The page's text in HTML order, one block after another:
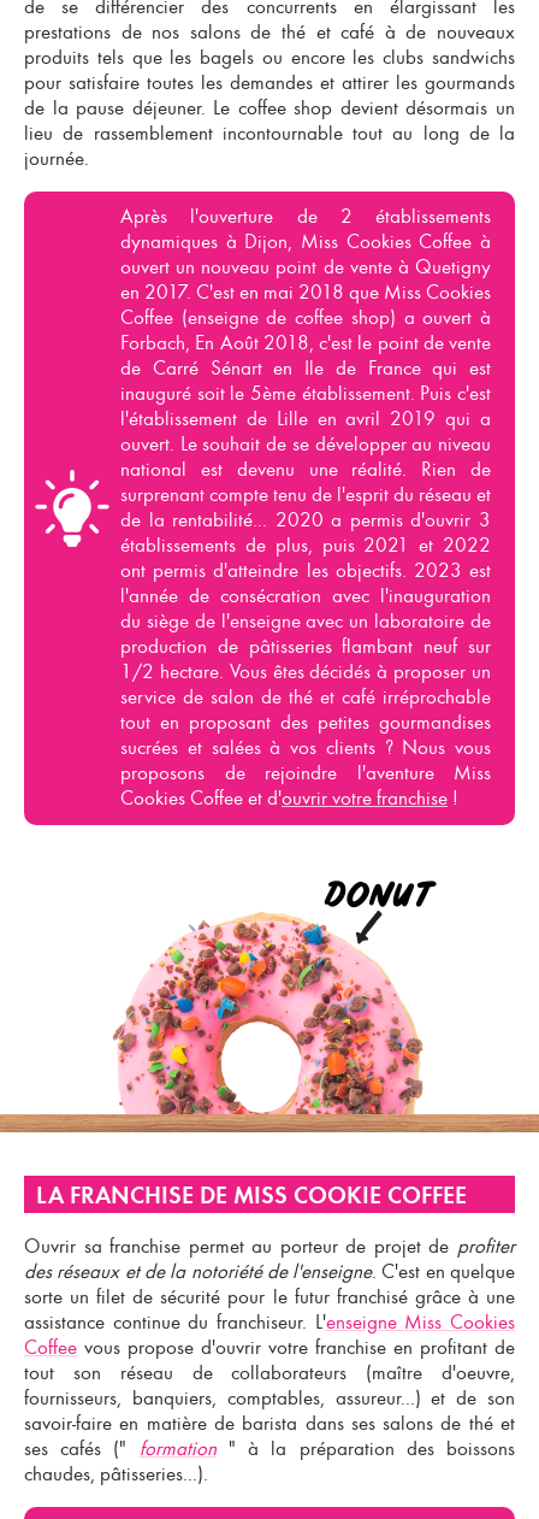
de se différencier des concurrents en élargissant les
prestations de nos salons de thé etcafé à de nouveaux
produits tels que les bagels ou encore les clubs sandwichs
pour satisfaire toutes les demandes et attirer les gourmands
de la pause déjeuner. Le coffee shop devient désormais un
lieu de rassemblement incontournable tout au long de la
journée.
Après l'ouverture de 2 établissements
dynamiques à Dijon, Miss Cookies Coffee à
ouvert un nouveau point de vente à Quetigny
en 2017. C'est en mai 2018 que Miss Cookies
Coffee (enseigne de coffee shop) a ouvert à
Forbach, En Août 2018, c'est le point de vente
de Carré Sénart en Ile de France qui est
inauguré soit le 5ème établissement. Puis c'est
l'établissement de Lille en avril 2019 qui a
ouvert. Le souhait de se développer au niveau
national est devenu une réalité. Rien de
surprenant compte tenu de l'esprit du réseau et
de la rentabilité... 2020 a permis d'ouvrir 3
établissements de plus, puis 2021 et 2022
ont permis d'atteindre les objectifs. 2023 est
l'année de consécration avec l'inauguration
du siège de l'enseigne avec un laboratoire de
production de pâtisseries flambant neuf sur
1/2 hectare. Vous êtes décidés à proposer un
service de salon de thé et café irréprochable
tout en proposant des petites gourmandises
sucrées et salées à vos clients ? Nous vous
proposons de rejoindre l'aventure Miss
Cookies Coffee et d'ouvrir votre franchise !
LA FRANCHISE DE MISS COOKIE COFFEE
Ouvrir sa franchise permet au porteur de projet de profiter
des réseaux et de la notoriété de l'enseigne. C'est en quelque
sorte un filet de sécurité pour le futur franchiségrâce à une
assistance continue du franchiseur. L'enseigne Miss Cookies
Coffee vous propose d'ouvrir votre franchise en profitant de
tout son réseau de collaborateurs (maître d'oeuvre,
fournisseurs, banquiers, comptables, assureur...) et de son
savoir-faire en matière de barista dans sessalons de théet
sescafés (" formation " à la préparation des boissons
chaudes, pâtisseries...).